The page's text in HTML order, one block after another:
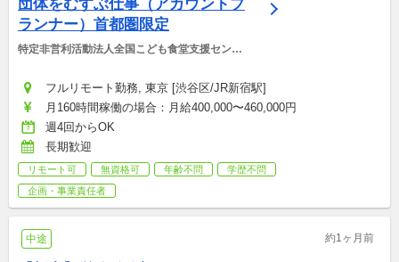
団体をむすぶ仕事（アカウントプ
ランナー）首都圏限定
特定非営利活動法人全国こども食堂支援センタ
フルリモート勤務, 東京 [渋谷区/JR新宿駅]
月160時間稼働の場合：月給400,000〜460,000円
週4回からOK
長期歓迎
リモート可 無資格可 年齢不問
学歴不問
企画・事業責任者
中途 約1ヶ月前